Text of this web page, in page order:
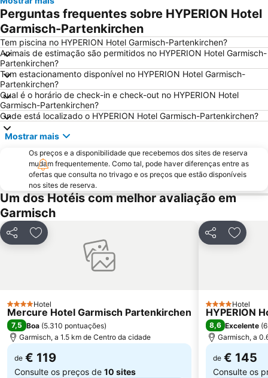
São Pedro e São Paulo
Plansee
da noi
Landhaus Auf der Gsteig
Perguntas frequentes sobre HYPERION Hotel
Garmisch-Partenkirchen
Tem piscina no HYPERION Hotel Garmisch-Partenkirchen?
Animais de estimação são permitidos no HYPERION Hotel Garmisch-
Partenkirchen?
Tem estacionamento disponível no HYPERION Hotel Garmisch-
Partenkirchen?
Qual é o horário de check-in e check-out no HYPERION Hotel
Garmisch-Partenkirchen?
Onde está localizado o HYPERION Hotel Garmisch-Partenkirchen?
Mostrar mais
Os preços e a disponibilidade que recebemos dos sites de reserva
mudam frequentemente. Como tal, pode haver diferenças entre as
ofertas que consulta no trivago e os preços que estão disponíveis
nos sites de reserva.
Um dos Hotéis com melhor avaliação em
Garmisch
PartilharAdicionar aos favoritos
4 Estrelas
Hotel
Mercure Hotel Garmisch Partenkirchen
7,5 Boa (5.310 pontuações)
Garmisch, a 1.5 km de Centro da cidade
de € 119
Consulte os preços de 10 sites
Partilhar
4 Estrelas
Hotel
HYPERION
8,6 Excelente (
Garmisch, a
de € 145
Consulte os